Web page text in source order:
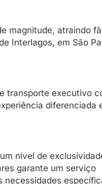
magnitude, atraindo
Interlagos, em São
transporte executivo
diferenciada
nível de
garante um serviço
necessidades